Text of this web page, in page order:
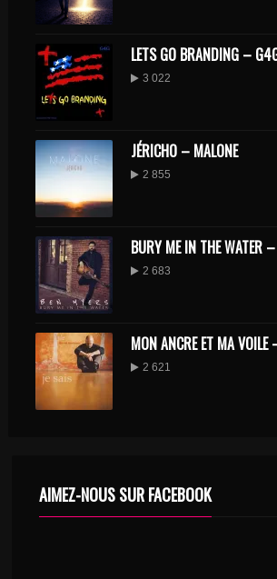
LETS GO BRANDING –
3 022
JÉRICHO – MALONE
2 855
BURY ME IN THE WATER
2 683
MON ANCRE ET MA
2 621
AIMEZ-NOUS SUR FACEBOOK